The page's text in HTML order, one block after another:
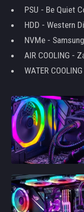
PSU - Be Quiet
HDD - Western
NVMe -
AIR COOLING -
WATER